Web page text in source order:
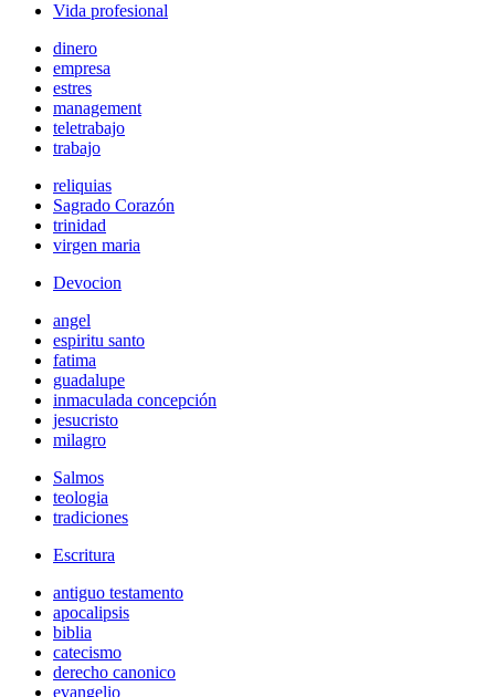
Vida profesional
dinero
empresa
estres
management
teletrabajo
trabajo
reliquias
Sagrado Corazón
trinidad
virgen maria
Devocion
angel
espiritu santo
fatima
guadalupe
inmaculada concepción
jesucristo
milagro
Salmos
teologia
tradiciones
Escritura
antiguo testamento
apocalipsis
biblia
catecismo
derecho canonico
evangelio